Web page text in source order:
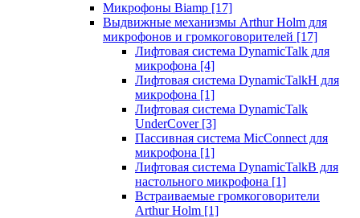
Микрофоны Biamp [17]
Выдвижные механизмы Arthur Holm для
микрофонов и громкоговорителей [17]
Лифтовая система DynamicTalk для
микрофона [4]
Лифтовая система DynamicTalkH для
микрофона [1]
Лифтовая система DynamicTalk
UnderCover [3]
Пассивная система MicConnect для
микрофона [1]
Лифтовая система DynamicTalkB для
настольного микрофона [1]
Встраиваемые громкоговорители
Arthur Holm [1]